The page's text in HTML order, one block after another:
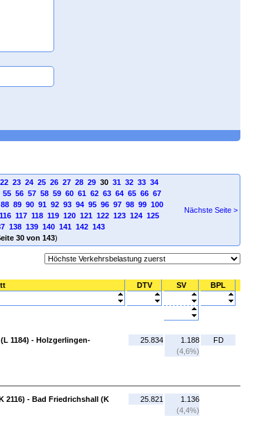
22 23 24 25 26 27 28 2930 31 32 33 34
55 56 57 58 59 60 61 62 63 64 65 66 67
88 89 90 91 92 93 94 95 96 97 98 99 100
116 117 118 119 120 121 122 123 124 125
138 139 140 141 142 143
30 von 143)
Nächste Seite >
DTV SV BPL
1184) - Holzgerlingen-
25.834
1.188
(4,6%)
FD
2116) - Bad Friedrichshall (K
25.821
1.136
(4,4%)